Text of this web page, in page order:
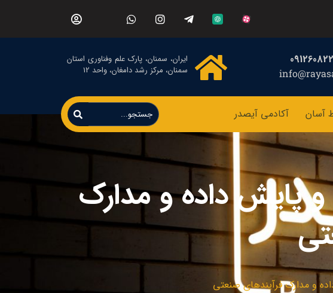
ایران، سمنان، پارک علم وفناوری استان
سمنان، مرکز رشد دامغان، واحد 12
آسان آکادمی آیصدر
و پایش داده و مدارک
و مدارک فرآیندهای صنعتی